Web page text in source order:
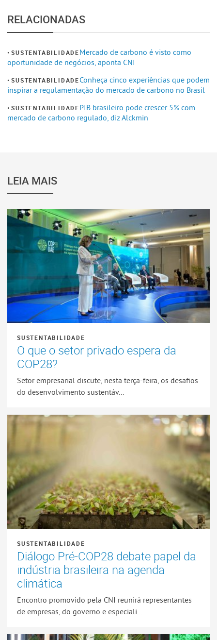
RELACIONADAS
SUSTENTABILIDADEMercado de carbono é visto como
oportunidade de negócios, aponta CNI
SUSTENTABILIDADEConheça cinco experiências que podem
inspirar a regulamentação do mercado de carbono no Brasil
SUSTENTABILIDADEPIB brasileiro pode crescer 5% com
mercado de carbono regulado, diz Alckmin
LEIA MAIS
SUSTENTABILIDADE
O que o setor privado espera da
COP28?
Setor empresarial discute, nesta terça-feira, os desafios
do desenvolvimento sustentáv...
SUSTENTABILIDADE
Diálogo Pré-COP28 debate papel da
indústria brasileira na agenda
climática
Encontro promovido pela CNI reunirá representantes
de empresas, do governo e especiali...